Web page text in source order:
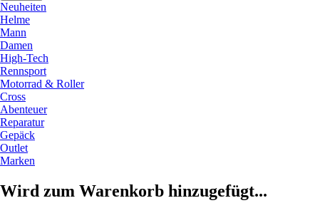
Neuheiten
Helme
Mann
Damen
High-Tech
Rennsport
Motorrad & Roller
Cross
Abenteuer
Reparatur
Gepäck
Outlet
Marken
Wird zum Warenkorb hinzugefügt...